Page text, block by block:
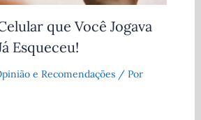
que Você Jogava
Esqueceu!
e Recomendações/ Por